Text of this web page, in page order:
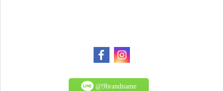
@9brandname